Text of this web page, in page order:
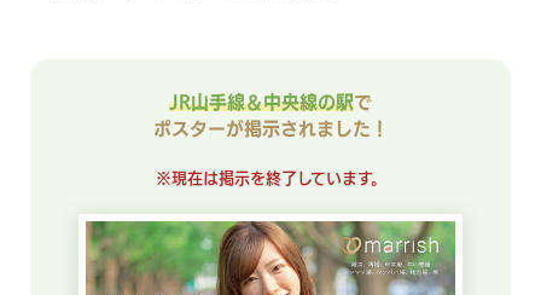
JR山手線＆中央線の駅で
ポスターが掲示されました！
※現在は掲示を終了しています。